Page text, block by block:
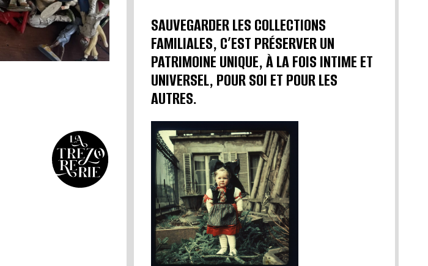
SAUVEGARDER LES COLLECTIONS
FAMILIALES, C’EST PRÉSERVER UN
PATRIMOINE UNIQUE, À LA FOIS INTIME ET
UNIVERSEL, POUR SOI ET POUR LES
AUTRES.